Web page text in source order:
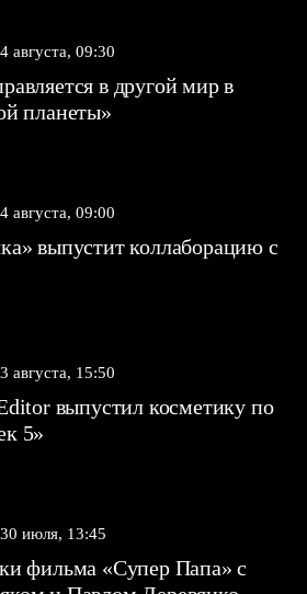
4 августа, 09:30
в другой мир в
планеты»
4 августа, 09:00
выпустит коллаборацию с
3 августа, 15:50
выпустил косметику по
5»
30 июля, 13:45
фильма «Супер Папа» с